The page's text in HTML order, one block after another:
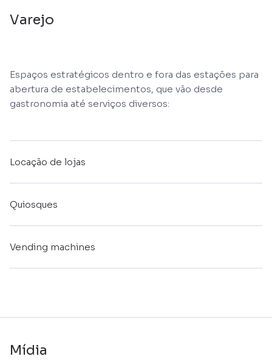
Varejo
Espaços estratégicos dentro e fora das estações para
abertura de estabelecimentos, que vão desde
gastronomia até serviços diversos:
Locação de lojas
Quiosques
Vending machines
Mídia